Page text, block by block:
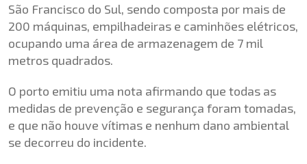
São Francisco do Sul, sendo composta por mais de
200 máquinas, empilhadeiras e caminhões elétricos,
ocupando uma área de armazenagem de 7 mil
metros quadrados.
O porto emitiu uma nota afirmando que todas as
medidas de prevenção e segurança foram tomadas,
e que não houve vítimas e nenhum dano ambiental
se decorreu do incidente.